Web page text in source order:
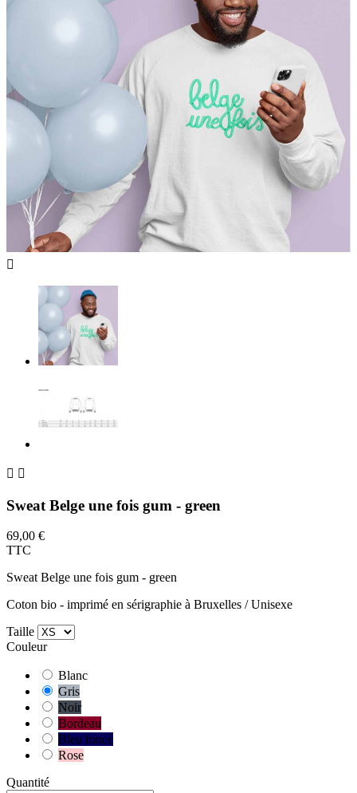

 
Sweat Belge une fois gum - green
69,00 €
TTC
Sweat Belge une fois gum - green
Coton bio - imprimé en sérigraphie à Bruxelles / Unisexe
Taille
Couleur
Blanc
Gris
Noir
Bordeau
Bleu foncé
Rose
Quantité